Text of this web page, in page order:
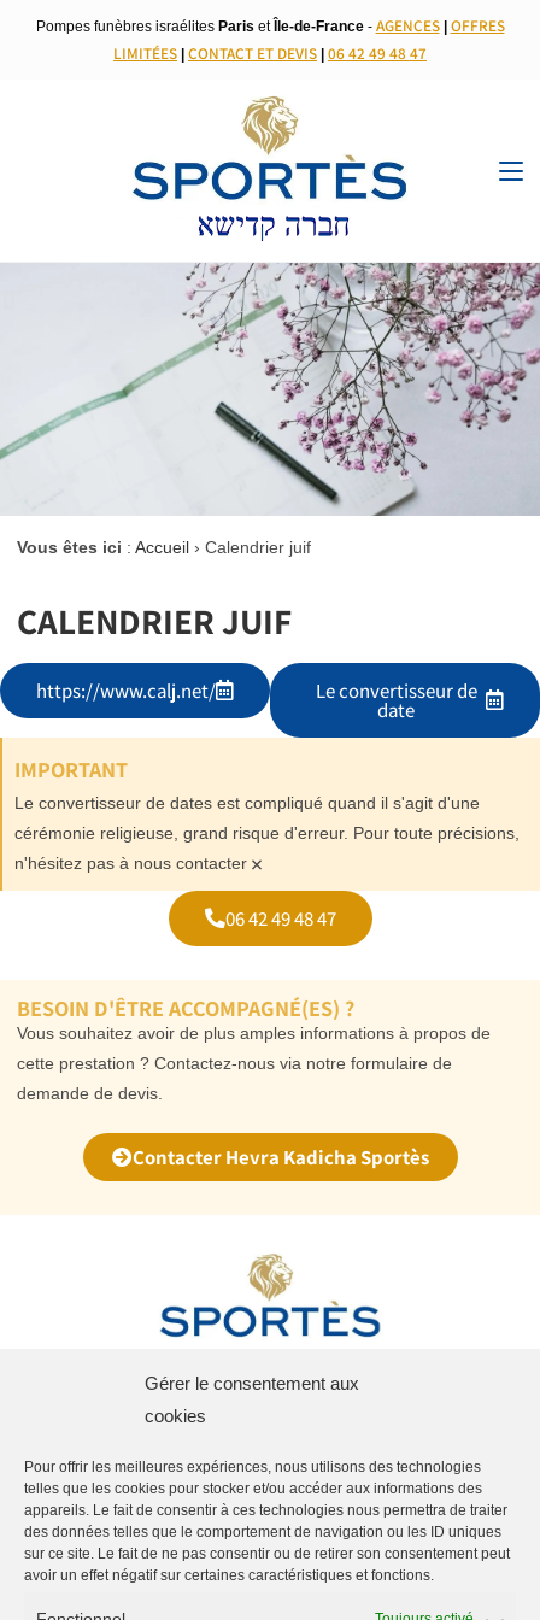
Gérer le consentement aux
cookies
Pour offrir les meilleures expériences, nous utilisons des technologies
telles que les cookies pour stocker et/ou accéder aux informations des
appareils. Le fait de consentir à ces technologies nous permettra de traiter
des données telles que le comportement de navigation ou les ID uniques
sur ce site. Le fait de ne pas consentir ou de retirer son consentement peut
avoir un effet négatif sur certaines caractéristiques et fonctions.
Pompes funèbres israélites Paris et Île-de-France- AGENCES| OFFRES
LIMITÉES CONTACT ET DEVIS 06 42 49 48 47
Vous êtes ici : Accueil › Calendrier juif
CALENDRIER JUIF
https://www.calj.net/ Le convertisseur de
date
IMPORTANT
Le convertisseur de dates est compliqué quand il s'agit d'une
cérémonie religieuse, grand risque d'erreur. Pour toute précisions,
n'hésitez pas à nous contacter ×
06 42 49 48 47
BESOIN D'ÊTRE ACCOMPAGNÉ(ES) ?
Vous souhaitez avoir de plus amples informations à propos de
cette prestation ? Contactez-nous via notre formulaire de
demande de devis.
Contacter Hevra Kadicha Sportès
Accueil
Obsèques en France
Rapatriement en Israël